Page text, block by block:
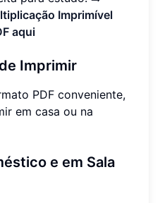
Imprimível
aqui
Imprimir
PDF conveniente,
em casa ou na
e em Sala